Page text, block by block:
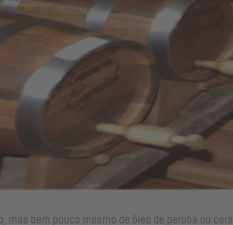
bem pouco mesmo de óleo de peroba ou